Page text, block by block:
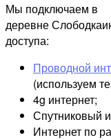
Мы подключаем в
деревне
доступа:
Проводной
(используем
4g интернет;
Спутниковый
Интернет по